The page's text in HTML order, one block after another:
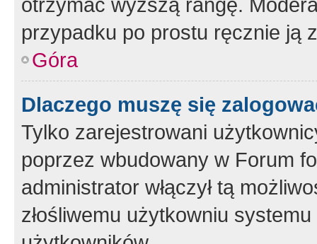
przypadku po prostu ręcznie ją
Góra
Dlaczego muszę się
Tylko zarejestrowani
poprzez wbudowany w Forum
administrator włączył tą
złośliwemu użytkowniu